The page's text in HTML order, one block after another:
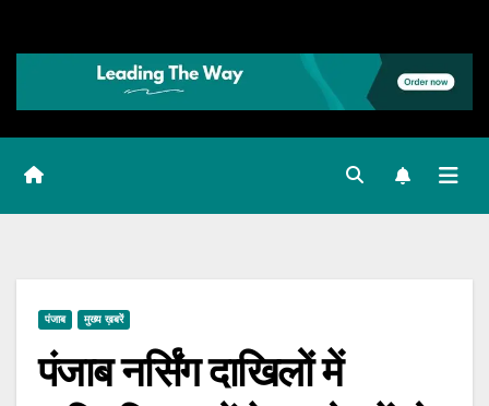
पंजाब मुख्य ख़बरें
पंजाब नर्सिंग दाखिलों में